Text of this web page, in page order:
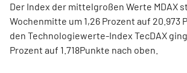
Der Index der mittelgroßen Werte MDAX
Wochenmitte um 1,26 Prozent auf 20.973
den Technologiewerte-Index TecDAX
Prozent auf 1.718Punkte nach oben.